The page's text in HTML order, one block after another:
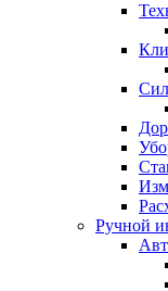
Ручной